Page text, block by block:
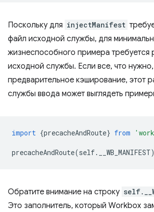
Поскольку для injectManifest
файл исходной службы, для
жизнеспособного примера требуется
исходной службы. Если все, что
предварительное кэширование, этот
службы ввода может выглядеть
import {precacheAndRoute} from
precacheAndRoute(self. __WB_MANIFEST
Обратите внимание на строку
Это заполнитель, который Workbox